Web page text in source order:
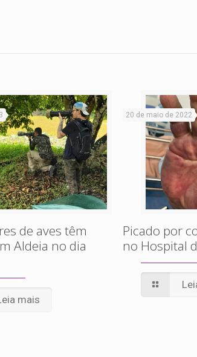
de aves têm
Aldeia no dia
mais
20 de maio de 2022
Picado por
no Hospital